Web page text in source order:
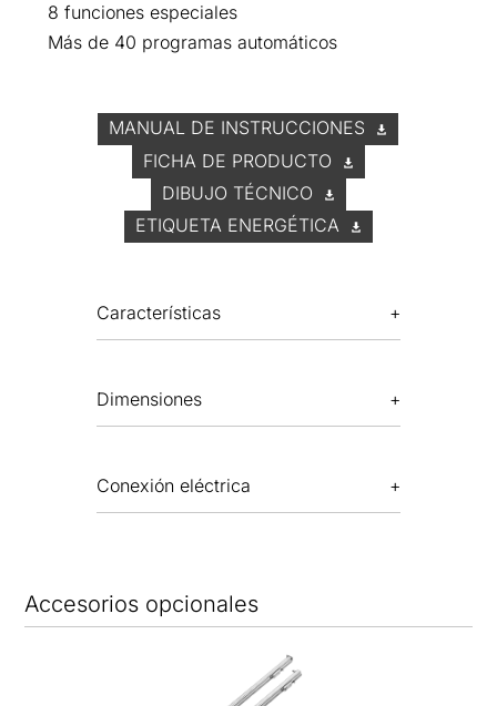
8 funciones especiales
Más de 40 programas automáticos
MANUAL DE INSTRUCCIONES
FICHA DE PRODUCTO
DIBUJO TÉCNICO
ETIQUETA ENERGÉTICA
Características
Dimensiones
Conexión eléctrica
Accesorios opcionales